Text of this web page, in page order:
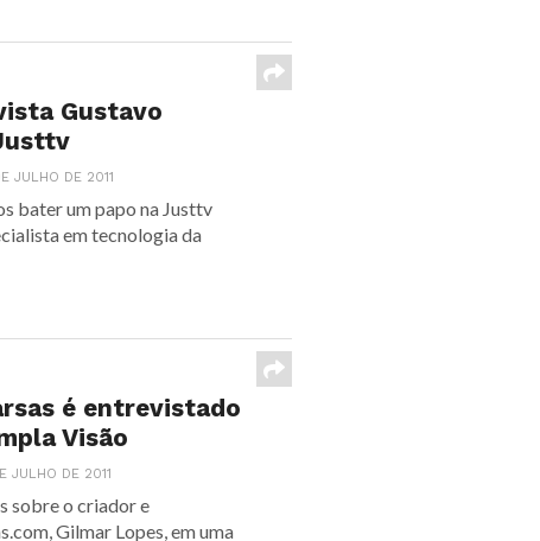
Gustavo
JULHO DE 2011
bater um papo na Justtv
em tecnologia da
é entrevistado
Visão
JULHO DE 2011
sobre o criador e
Gilmar Lopes, em uma